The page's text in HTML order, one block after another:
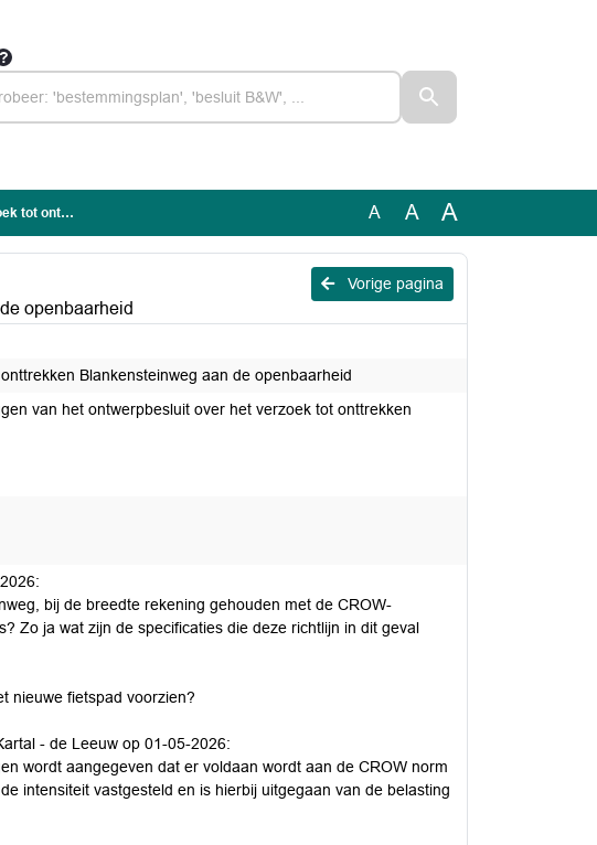
openbaarheid A A A
Vorige pagina
openbaarheid
Blankensteinweg aan de openbaarheid
van het ontwerpbesluit over het verzoek tot onttrekken
bij de breedte rekening gehouden met de CROW-
Zo ja wat zijn de specificaties die deze richtlijn in dit geval
nieuwe fietspad voorzien?
- de Leeuw op 01-05-2026:
wordt aangegeven dat er voldaan wordt aan de CROW norm
intensiteit vastgesteld en is hierbij uitgegaan van de belasting